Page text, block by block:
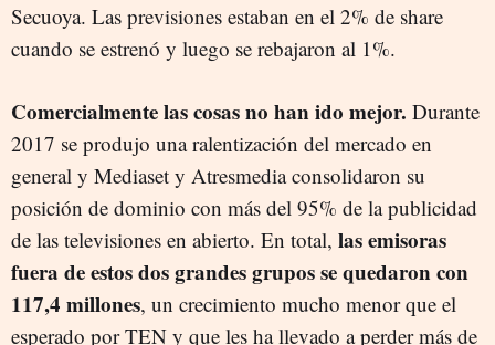
Secuoya. Las previsiones estaban en el 2% de share
cuando se estrenó y luego se rebajaron al 1%.
Comercialmente las cosas no han ido mejor. Durante
2017 se produjo una ralentización del mercado en
general y Mediaset y Atresmedia consolidaron su
posición de dominio con más del 95% de la publicidad
de las televisiones en abierto. En total, las emisoras
fuera de estos dos grandes grupos se quedaron con
117,4 millones, un crecimiento mucho menor que el
esperado por TEN y que les ha llevado a perder más de